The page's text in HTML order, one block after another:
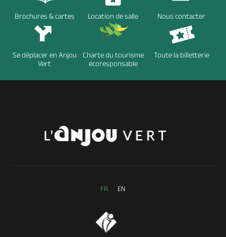
Brochures & cartes Location de salle Nous contacter
Se déplacer en Anjou
Vert
Charte du tourisme
écoresponsable
Toute la billetterie
FR EN